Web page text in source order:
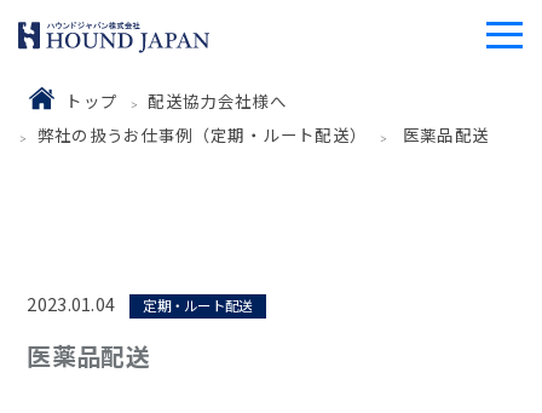
トップ
配送協力会社様へ
弊社の扱うお仕事例（定期・ルート配送）
医薬品配送
2023.01.04 定期・ルート配送
医薬品配送